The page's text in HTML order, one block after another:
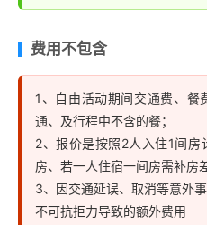
费用不包含
1、自由活动期间交通费、餐
通、及行程中不含的餐；
2、报价是按照2人入住1间
房、若一人住宿一间房需补房差
3、因交通延误、取消等意外
不可抗拒力导致的额外费用